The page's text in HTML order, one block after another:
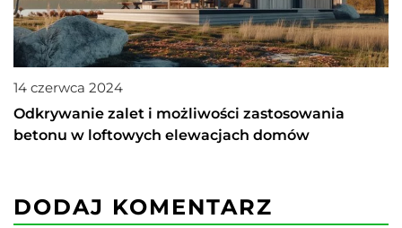
14 czerwca 2024
Odkrywanie zalet i możliwości zastosowania
betonu w loftowych elewacjach domów
DODAJ KOMENTARZ